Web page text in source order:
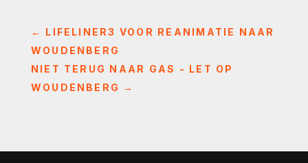
← LIFELINER3 VOOR REANIMATIE NAAR
WOUDENBERG
NIET TERUG NAAR GAS - LET OP
WOUDENBERG →